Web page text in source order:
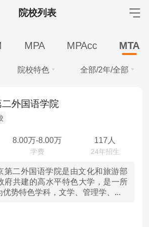
院校列表
报名流程
招生简章
招生简章
招生政策 学制学费
报名流程
MPA MPAcc MTA
院校特色 全部/2年/全部
3年
全日制 非全日制
外国语学院
8.00万-8.00万 117人
第二外国语学院是由文化和旅游部
府共建的高水平特色大学，是一所
优势特色学科，文学、管理学、...